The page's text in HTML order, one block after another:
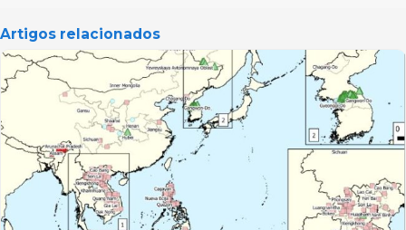
Artigos relacionados